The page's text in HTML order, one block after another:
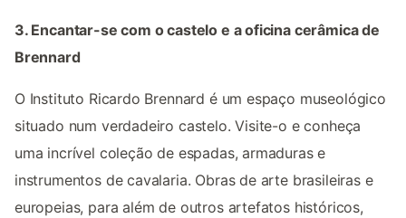
3. Encantar-se com o castelo e a oficina cerâmica de
Brennard
O Instituto Ricardo Brennard é um espaço museológico
situado num verdadeiro castelo. Visite-o e conheça
uma incrível coleção de espadas, armaduras e
instrumentos de cavalaria. Obras de arte brasileiras e
europeias, para além de outros artefatos históricos,